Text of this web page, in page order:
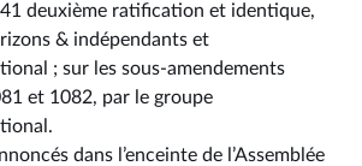
deuxième ratification et identique,
& indépendants et
; sur les sous-amendements
et 1082, par le groupe
dans l’enceinte de l’Assemblée